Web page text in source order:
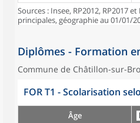
Sources : Insee, RP2012, RP2017
principales, géographie au 01/01/
Diplômes - Formation
Commune de Châtillon-sur-
FOR T1 - Scolarisation
Âge